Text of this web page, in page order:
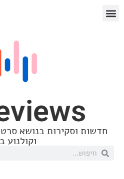
בנושא סרטים, מוזיקה,
וקולנוע ביתי